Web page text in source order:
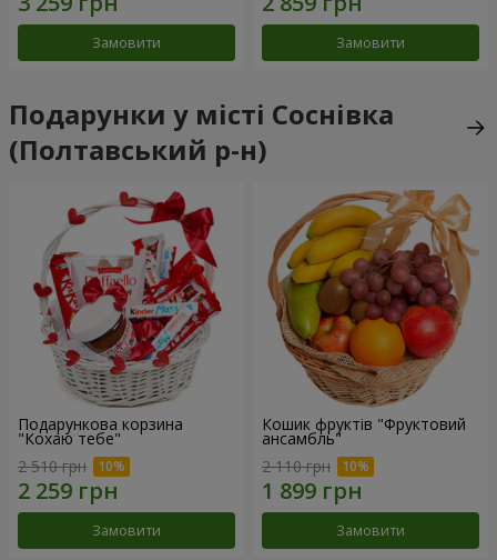
Замовити Замовити
Подарунки у місті Соснівка
(Полтавський р-н)
Подарункова корзина
"Кохаю тебе"
2 510 грн
Замовити
Кошик фруктів "Фруктовий
ансамбль"
2 110 грн
Замовити